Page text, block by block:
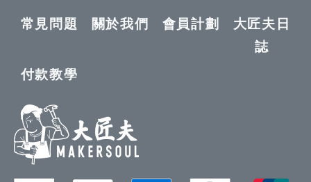
常見問題 關於我們 會員計劃
大匠夫日
誌
付款教學